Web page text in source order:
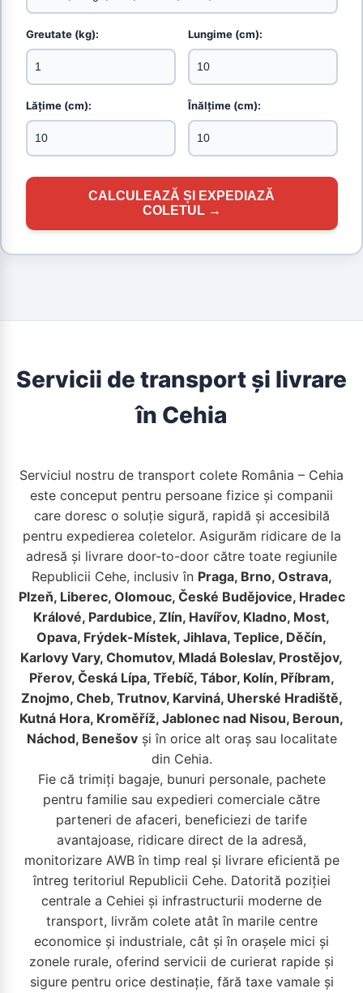
Greutate (kg): Lungime (cm):
Lățime (cm): Înălțime (cm):
CALCULEAZĂ ȘI EXPEDIAZĂ
COLETUL →
Servicii de transport și livrare
în Cehia
Serviciul nostru de transport colete România – Cehia
este conceput pentru persoane fizice și companii
care doresc o soluție sigură, rapidă și accesibilă
pentru expedierea coletelor. Asigurăm ridicare de la
adresă și livrare door-to-door către toate regiunile
Republicii Cehe, inclusiv în Praga, Brno, Ostrava,
Plzeň, Liberec, Olomouc, České Budějovice, Hradec
Králové, Pardubice, Zlín, Havířov, Kladno, Most,
Opava, Frýdek-Místek, Jihlava, Teplice, Děčín,
Karlovy Vary, Chomutov, Mladá Boleslav, Prostějov,
Přerov, Česká Lípa, Třebíč, Tábor, Kolín, Příbram,
Znojmo, Cheb, Trutnov, Karviná, Uherské Hradiště,
Kutná Hora, Kroměříž, Jablonec nad Nisou, Beroun,
Náchod, Benešovși în orice alt oraș sau localitate
din Cehia.
Fie că trimiți bagaje, bunuri personale, pachete
pentru familie sau expedieri comerciale către
parteneri de afaceri, beneficiezi de tarife
avantajoase, ridicare direct de la adresă,
monitorizare AWB în timp real și livrare eficientă pe
întreg teritoriul Republicii Cehe. Datorită poziției
centrale a Cehiei și infrastructurii moderne de
transport, livrăm colete atât în marile centre
economice și industriale, cât și în orașele mici și
zonele rurale, oferind servicii de curierat rapide și
sigure pentru orice destinație, fără taxe vamale și